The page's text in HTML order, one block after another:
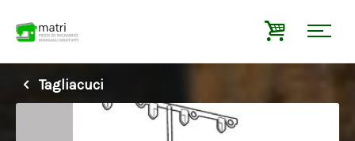
Tagliacuci